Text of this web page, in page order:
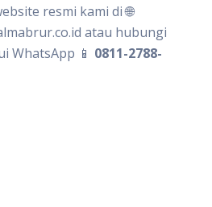
resmi kami di 🌐
atau hubungi
WhatsApp 📱 0811-2788-